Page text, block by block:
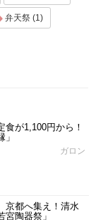
弁天祭 (1)
食が1,100円から！
ガロン
京都へ集え！清水
陶器祭」